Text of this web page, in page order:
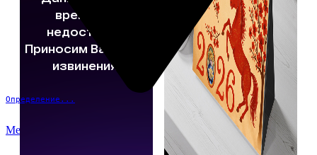
Определение...
Меню